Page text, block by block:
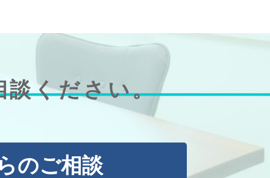
談ください。
のご相談